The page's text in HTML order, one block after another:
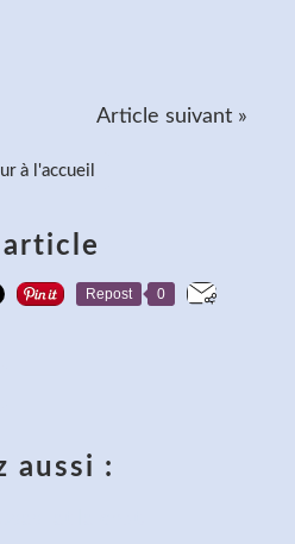
Article suivant »
à l'accueil
article
Repost 0
aussi :